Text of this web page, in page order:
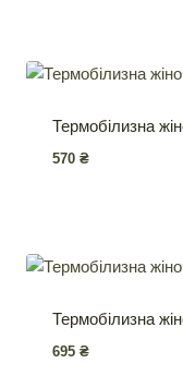
Термобілизна
570 ₴
Термобілизна
695 ₴